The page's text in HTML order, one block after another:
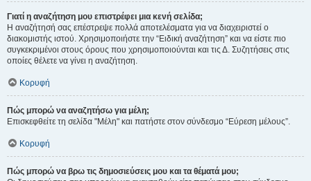
Γιατί η αναζήτηση μου επιστρέφει μια κενή σελίδα;
Η αναζήτησή σας επέστρεψε πολλά αποτελέσματα για να διαχειριστεί ο
διακομιστής ιστού. Χρησιμοποιήστε την “Ειδική αναζήτηση” και να είστε πιο
συγκεκριμένοι στους όρους που χρησιμοποιούνται και τις Δ. Συζητήσεις στις
οποίες θέλετε να γίνει η αναζήτηση.
Κορυφή
Πώς μπορώ να αναζητήσω για μέλη;
Επισκεφθείτε τη σελίδα "Μέλη" και πατήστε στον σύνδεσμο “Εύρεση μέλους”.
Κορυφή
Πώς μπορώ να βρω τις δημοσιεύσεις μου και τα θέματά μου;